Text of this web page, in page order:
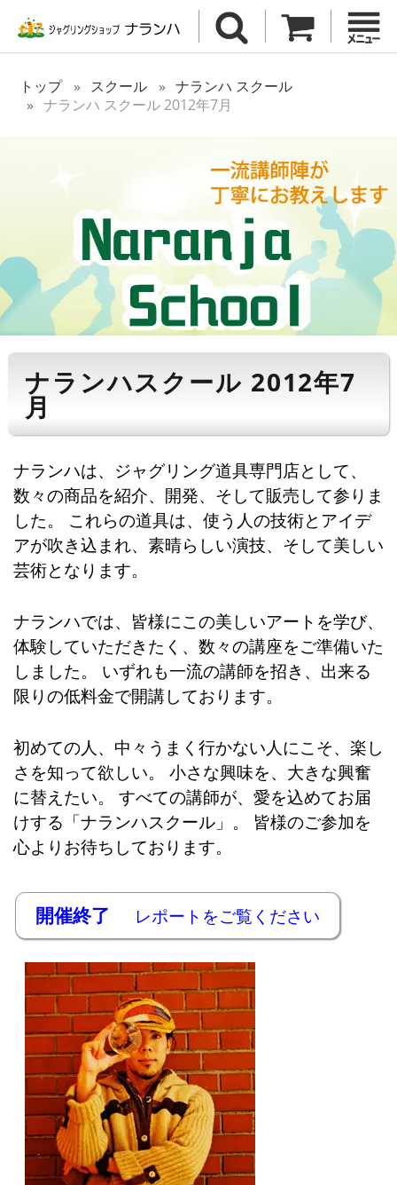
トップ スクール
ナランハ スクール
ナランハ スクール 2012年7月
ナランハスクール 2012年7
月
ナランハは、ジャグリング道具専門店として、
数々の商品を紹介、開発、そして販売して参りま
した。 これらの道具は、使う人の技術とアイデ
アが吹き込まれ、素晴らしい演技、そして美しい
芸術となります。
ナランハでは、皆様にこの美しいアートを学び、
体験していただきたく、数々の講座をご準備いた
しました。 いずれも一流の講師を招き、出来る
限りの低料金で開講しております。
初めての人、中々うまく行かない人にこそ、楽し
さを知って欲しい。 小さな興味を、大きな興奮
に替えたい。 すべての講師が、愛を込めてお届
けする「ナランハスクール」。 皆様のご参加を
心よりお待ちしております。
開催終了 レポートをご覧ください